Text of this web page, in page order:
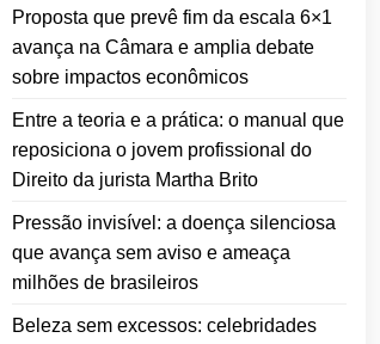
Proposta que prevê fim da escala 6×1
avança na Câmara e amplia debate
sobre impactos econômicos
Entre a teoria e a prática: o manual que
reposiciona o jovem profissional do
Direito da jurista Martha Brito
Pressão invisível: a doença silenciosa
que avança sem aviso e ameaça
milhões de brasileiros
Beleza sem excessos: celebridades